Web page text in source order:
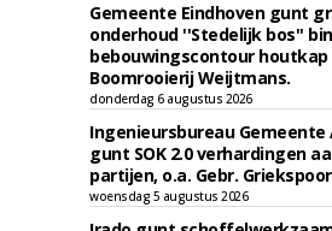
Gemeente Eindhoven gunt
onderhoud ''Stedelijk bos''
bebouwingscontour houtkap
Boomrooierij Weijtmans.
donderdag 6 augustus 2026
Ingenieursbureau
gunt SOK 2.0 verhardingen
partijen, o.a. Gebr.
woensdag 5 augustus 2026